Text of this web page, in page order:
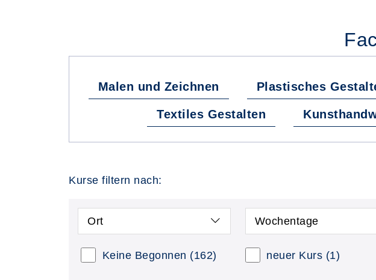
Malen und Zeichnen Plastisches
Textiles Gestalten
Kurse filtern nach:
Ort Wochentage
Keine Begonnen (162) neuer Kurs (1)